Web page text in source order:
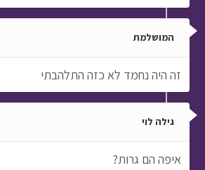
המושלמת
זה היה נחמד לא כזה התלהבתי
גילה לוי
איפה הם גרות?